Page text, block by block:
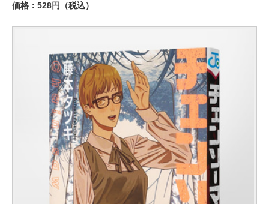
価格：528円（税込）